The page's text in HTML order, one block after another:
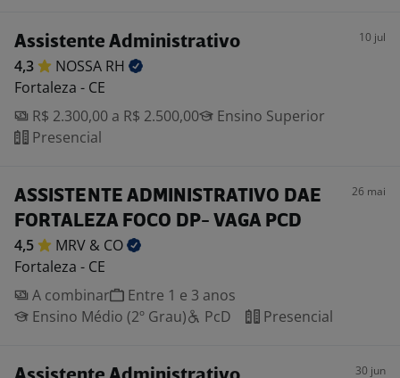
Assistente Administrativo 10 jul
4,3 NOSSA RH
Fortaleza - CE
R$ 2.300,00 a R$ 2.500,00
Ensino Superior
Presencial
ASSISTENTE ADMINISTRATIVO DAE
FORTALEZA FOCO DP- VAGA PCD
26 mai
4,5 MRV & CO
Fortaleza - CE
A combinar
Entre 1 e 3 anos
Ensino Médio (2º Grau)
PcD Presencial
30 jun